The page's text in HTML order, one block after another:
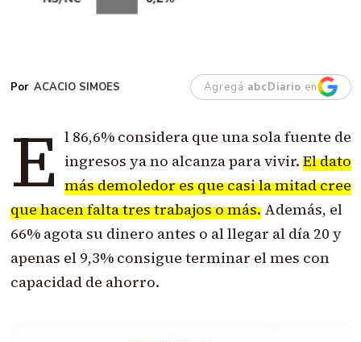
ACACIO SIMOES Agregá abcDiario en
E l 86,6% considera que una sola fuente de
ingresos ya no alcanza para vivir. El dato
más demoledor es que casi la mitad cree
que hacen falta tres trabajos o más.Además, el
66% agota su dinero antes o al llegar al día 20 y
apenas el 9,3% consigue terminar el mes con
capacidad de ahorro.